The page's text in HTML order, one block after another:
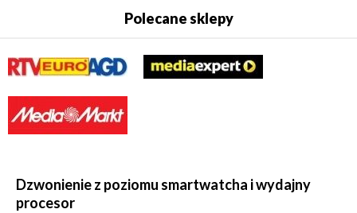
Polecane sklepy
Dzwonienie z poziomu smartwatcha i wydajny
procesor